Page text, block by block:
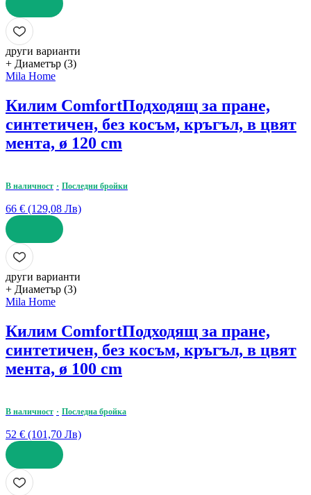
ДОБАВИ
други варианти
+ Диаметър (3)
Mila Home
Килим ComfortПодходящ за пране,
синтетичен, без косъм, кръгъл, в цвят
мента, ø 120 cm
В наличност Последни бройки
66 € (129,08 Лв)
ДОБАВИ
други варианти
+ Диаметър (3)
Mila Home
Килим ComfortПодходящ за пране,
синтетичен, без косъм, кръгъл, в цвят
мента, ø 100 cm
В наличност Последна бройка
52 € (101,70 Лв)
ДОБАВИ